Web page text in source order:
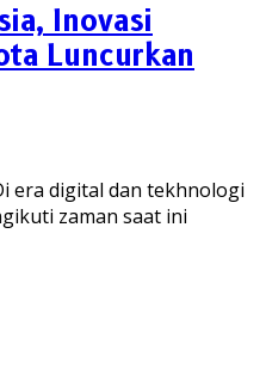
Inovasi
Luncurkan
era digital dan tekhnologi
zaman saat ini